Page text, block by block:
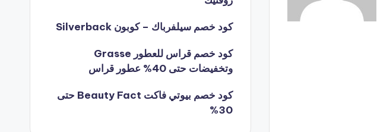
كود خصم سيلفرباك – كوبون Silverback
كود خصم قراس للعطور Grasse
وتخفيضات حتى 40% عطور قراس
كود خصم بيوتي فاكت Beauty Fact حتى
30%